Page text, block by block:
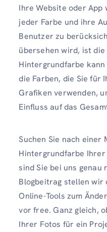
Ihre Website oder App
jeder Farbe und ihre
Benutzer zu
übersehen wird, ist
Hintergrundfarbe
die Farben, die Sie für
Grafiken verwenden,
Einfluss auf das
Suchen Sie nach einer
Hintergrundfarbe Ihrer
sind Sie bei uns genau
Blogbeitrag stellen wir
Online-Tools zum
vor free. Ganz gleich,
Ihrer Fotos für ein